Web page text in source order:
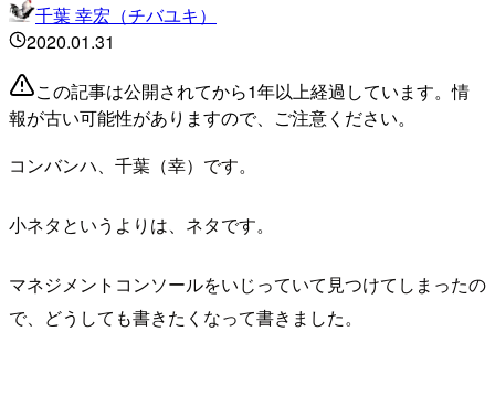
千葉 幸宏（チバユキ）
2020.01.31
この記事は公開されてから1年以上経過しています。情
報が古い可能性がありますので、ご注意ください。
コンバンハ、千葉（幸）です。
小ネタというよりは、ネタです。
マネジメントコンソールをいじっていて見つけてしまったの
で、どうしても書きたくなって書きました。